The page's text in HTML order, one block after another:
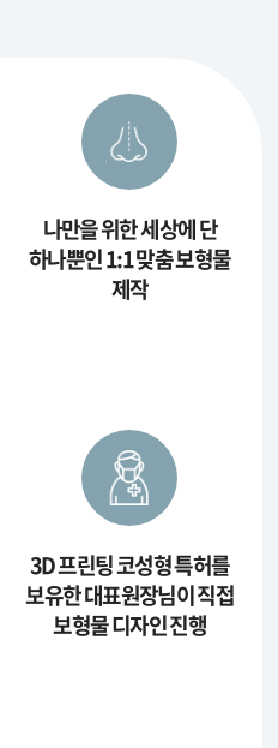
나만을 위한세상에 단
하나뿐인1:1 맞춤 보형물
제작
3D 프린팅 코성형 특허를
보유한 대표원장님이직접
보형물 디자인 진행